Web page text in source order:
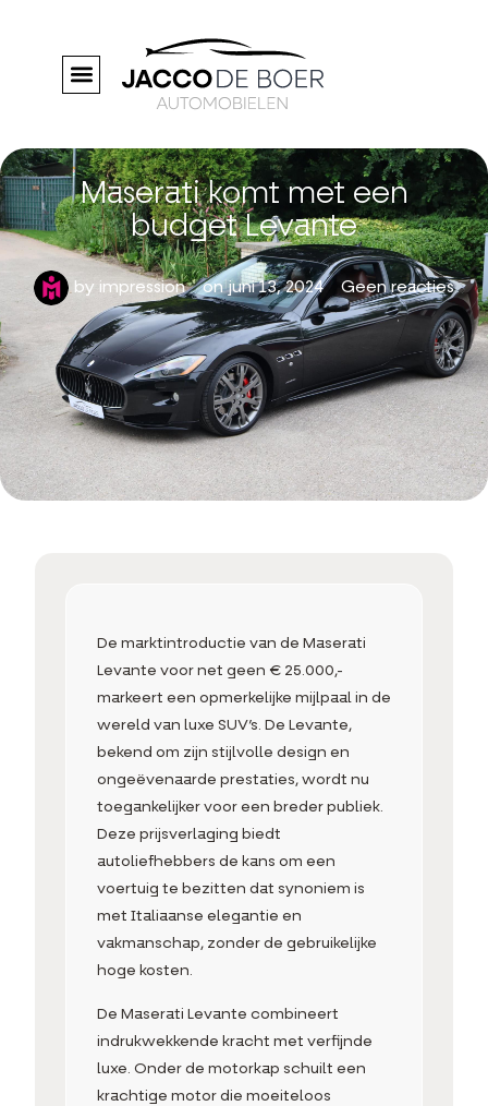
Maserati komt met een
budget Levante
by impression on juni 13, 2024 Geen reacties
De marktintroductie van de Maserati
Levante voor net geen € 25.000,-
markeert een opmerkelijke mijlpaal in de
wereld van luxe SUV’s. De Levante,
bekend om zijn stijlvolle design en
ongeëvenaarde prestaties, wordt nu
toegankelijker voor een breder publiek.
Deze prijsverlaging biedt
autoliefhebbers de kans om een
voertuig te bezitten dat synoniem is
met Italiaanse elegantie en
vakmanschap, zonder de gebruikelijke
hoge kosten.
De Maserati Levante combineert
indrukwekkende kracht met verfijnde
luxe. Onder de motorkap schuilt een
krachtige motor die moeiteloos